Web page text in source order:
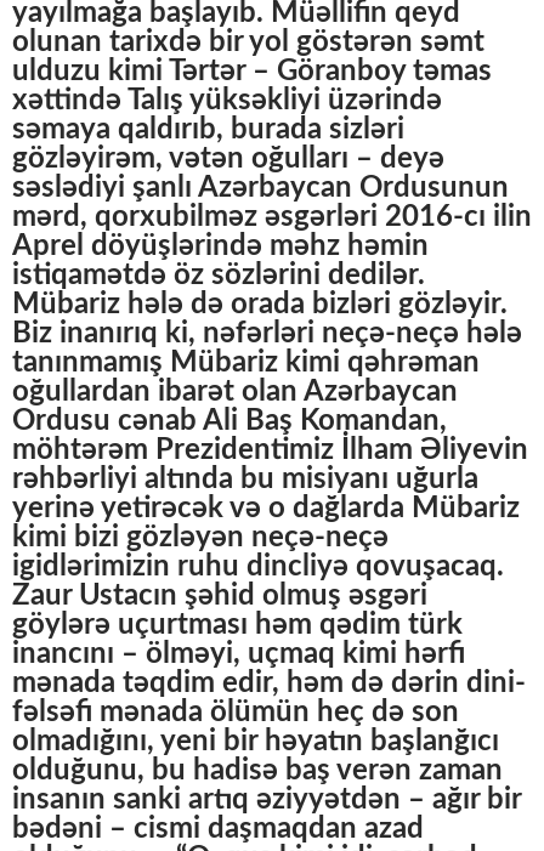
yayılmağa başlayıb. Müəllifin qeyd
olunan tarixdə bir yol göstərən səmt
ulduzu kimi Tərtər – Göranboy təmas
xəttində Talış yüksəkliyi üzərində
səmaya qaldırıb, burada sizləri
gözləyirəm, vətən oğulları – deyə
səslədiyi şanlı Azərbaycan Ordusunun
mərd, qorxubilməz əsgərləri 2016-cı ilin
Aprel döyüşlərində məhz həmin
istiqamətdə öz sözlərini dedilər.
Mübariz hələ də orada bizləri gözləyir.
Biz inanırıq ki, nəfərləri neçə-neçə hələ
tanınmamış Mübariz kimi qəhrəman
oğullardan ibarət olan Azərbaycan
Ordusu cənab Ali Baş Komandan,
möhtərəm Prezidentimiz İlham Əliyevin
rəhbərliyi altında bu misiyanı uğurla
yerinə yetirəcək və o dağlarda Mübariz
kimi bizi gözləyən neçə-neçə
igidlərimizin ruhu dincliyə qovuşacaq.
Zaur Ustacın şəhid olmuş əsgəri
göylərə uçurtması həm qədim türk
inancını – ölməyi, uçmaq kimi hərfi
mənada təqdim edir, həm də dərin dini-
fəlsəfi mənada ölümün heç də son
olmadığını, yeni bir həyatın başlanğıcı
olduğunu, bu hadisə baş verən zaman
insanın sanki artıq əziyyətdən – ağır bir
bədəni – cismi daşmaqdan azad